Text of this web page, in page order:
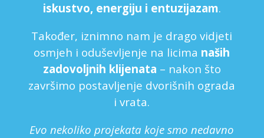
iskustvo, energiju i entuzijazam.
Također, iznimno nam je drago vidjeti
osmjeh i oduševljenje na licima naših
zadovoljnih klijenata – nakon što
završimo postavljenje dvorišnih ograda
i vrata.
Evo nekoliko projekata koje smo nedavno